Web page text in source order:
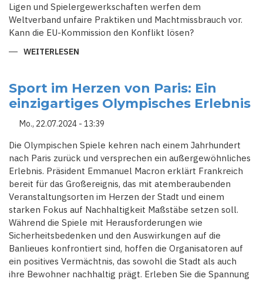
Ligen und Spielergewerkschaften werfen dem
Weltverband unfaire Praktiken und Machtmissbrauch vor.
Kann die EU-Kommission den Konflikt lösen?
WEITERLESEN
EU-
KOMMISSION
ALS
SCHIEDSRICHTER
STREIT
DEN
FUSSBALLKALENDER
Sport im Herzen von Paris: Ein
einzigartiges Olympisches Erlebnis
Mo., 22.07.2024 - 13:39
Die Olympischen Spiele kehren nach einem Jahrhundert
nach Paris zurück und versprechen ein außergewöhnliches
Erlebnis. Präsident Emmanuel Macron erklärt Frankreich
bereit für das Großereignis, das mit atemberaubenden
Veranstaltungsorten im Herzen der Stadt und einem
starken Fokus auf Nachhaltigkeit Maßstäbe setzen soll.
Während die Spiele mit Herausforderungen wie
Sicherheitsbedenken und den Auswirkungen auf die
Banlieues konfrontiert sind, hoffen die Organisatoren auf
ein positives Vermächtnis, das sowohl die Stadt als auch
ihre Bewohner nachhaltig prägt. Erleben Sie die Spannung